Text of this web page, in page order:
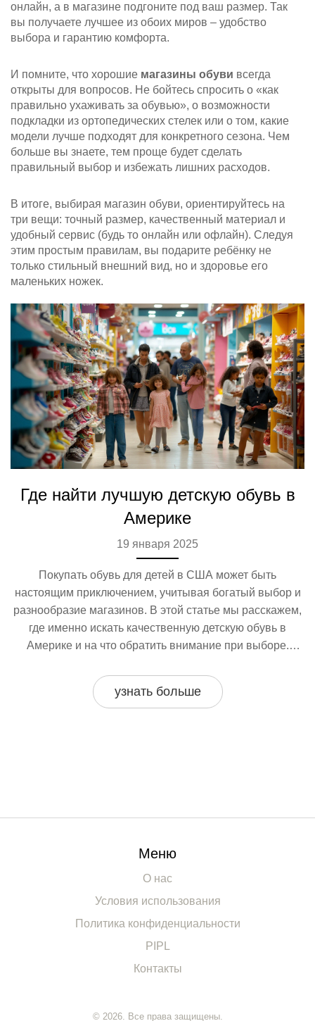
онлайн, а в магазине подгоните под ваш размер. Так
вы получаете лучшее из обоих миров – удобство
выбора и гарантию комфорта.
И помните, что хорошие магазины обуви всегда
открыты для вопросов. Не бойтесь спросить о «как
правильно ухаживать за обувью», о возможности
подкладки из ортопедических стелек или о том, какие
модели лучше подходят для конкретного сезона. Чем
больше вы знаете, тем проще будет сделать
правильный выбор и избежать лишних расходов.
В итоге, выбирая магазин обуви, ориентируйтесь на
три вещи: точный размер, качественный материал и
удобный сервис (будь то онлайн или офлайн). Следуя
этим простым правилам, вы подарите ребёнку не
только стильный внешний вид, но и здоровье его
маленьких ножек.
Где найти лучшую детскую обувь в
Америке
19 января 2025
Покупать обувь для детей в США может быть
настоящим приключением, учитывая богатый выбор и
разнообразие магазинов. В этой статье мы расскажем,
где именно искать качественную детскую обувь в
Америке и на что обратить внимание при выборе.
определённых возрастных групп детей? Читайте
дальше, чтобы узнать полезные советы по покупкам и
узнать больше
Меню
О нас
Условия использования
Политика конфиденциальности
PIPL
Контакты
© 2026. Все права защищены.